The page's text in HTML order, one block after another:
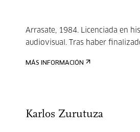
Arrasate, 1984. Licenciada en
audiovisual. Tras haber
MÁS INFORMACIÓN
Karlos Zurutuza